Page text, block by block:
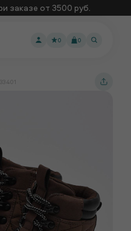
заказе от 3500 руб.
0
0